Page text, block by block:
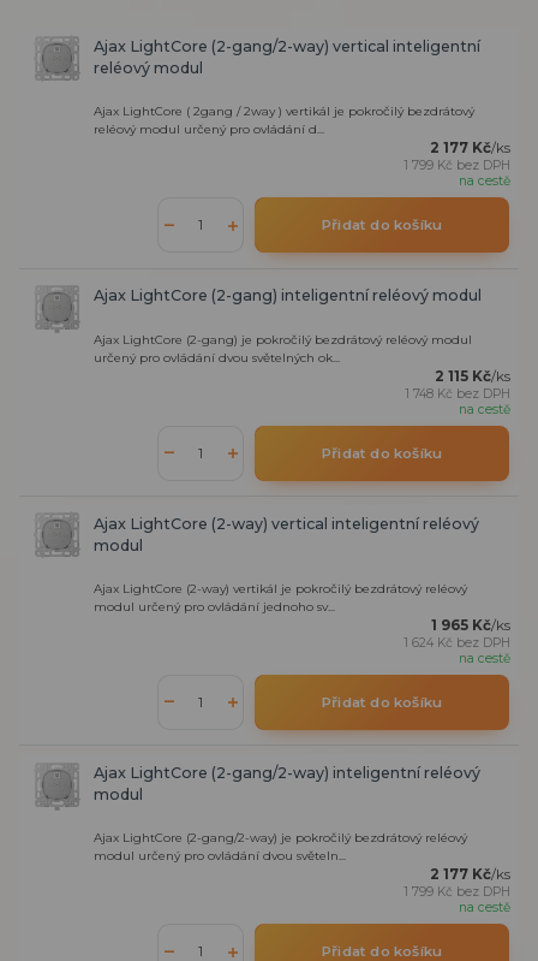
Ajax LightCore (2-gang/2-way) vertical inteligentní
reléový modul
Ajax LightCore ( 2gang / 2way ) vertikál je pokročilý bezdrátový
reléový modul určený pro ovládání d...
2 177 Kč/ks
1 799 Kč bez DPH
na cestě
Přidat do košíku
Ajax LightCore (2-gang) inteligentní reléový modul
Ajax LightCore (2-gang) je pokročilý bezdrátový reléový modul
určený pro ovládání dvou světelných ok...
2 115 Kč/ks
1 748 Kč bez DPH
na cestě
Přidat do košíku
Ajax LightCore (2-way) vertical inteligentní reléový
modul
Ajax LightCore (2-way) vertikál je pokročilý bezdrátový reléový
modul určený pro ovládání jednoho sv...
1 965 Kč/ks
1 624 Kč bez DPH
na cestě
Přidat do košíku
Ajax LightCore (2-gang/2-way) inteligentní reléový
modul
Ajax LightCore (2-gang/2-way) je pokročilý bezdrátový reléový
modul určený pro ovládání dvou světeln...
2 177 Kč/ks
1 799 Kč bez DPH
na cestě
Přidat do košíku